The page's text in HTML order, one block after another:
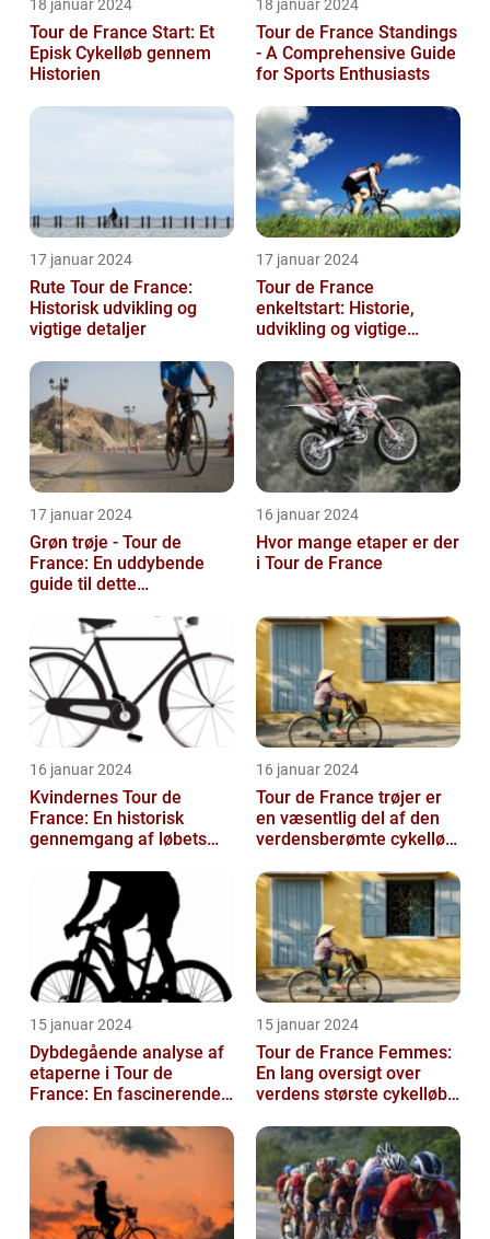
18 januar 2024
Tour de France Start: Et
Episk Cykelløb gennem
Historien
18 januar 2024
Tour de France Standings
- A Comprehensive Guide
for Sports Enthusiasts
17 januar 2024
Rute Tour de France:
Historisk udvikling og
vigtige detaljer
17 januar 2024
Tour de France
enkeltstart: Historie,
udvikling og vigtige
17 januar 2024
Grøn trøje - Tour de
France: En uddybende
guide til dette
pointkonkurrence
16 januar 2024
Hvor mange etaper er der
i Tour de France
16 januar 2024
Kvindernes Tour de
France: En historisk
gennemgang af løbets
16 januar 2024
Tour de France trøjer er
en væsentlig del af den
verdensberømte cykelløb,
15 januar 2024
Dybdegående analyse af
etaperne i Tour de
France: En fascinerende
15 januar 2024
Tour de France Femmes:
En lang oversigt over
verdens største cykelløb